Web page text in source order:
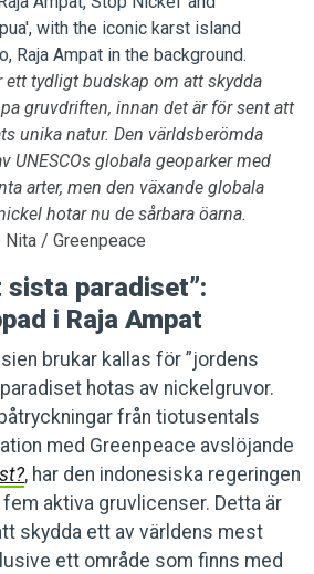
tydligt budskap om att skydda
gruvdriften, innan det är för sent att
unika natur. Den världsberömda
UNESCOs globala geoparker med
arter, men den växande globala
hotar nu de sårbara öarna.
/ Greenpeace
sista paradiset”:
i Raja Ampat
brukar kallas för ”jordens
hotas av nickelgruvor.
från tiotusentals
med Greenpeace avslöjande
, har den indonesiska regeringen
aktiva gruvlicenser. Detta är
skydda ett av världens mest
ett område som finns med